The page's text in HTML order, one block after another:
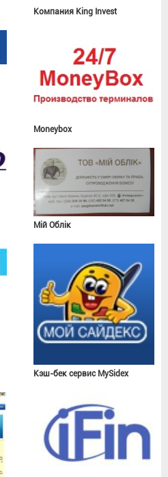
Компания King Invest
Moneybox
Мій Облік
Кэш-бек сервис MySidex